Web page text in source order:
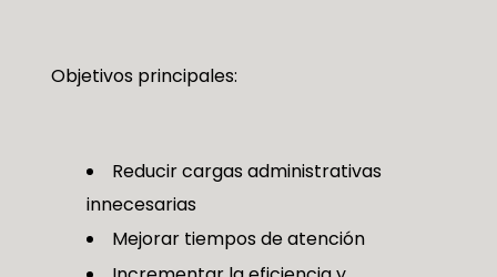
Objetivos principales:
Reducir cargas administrativas
innecesarias
Mejorar tiempos de atención